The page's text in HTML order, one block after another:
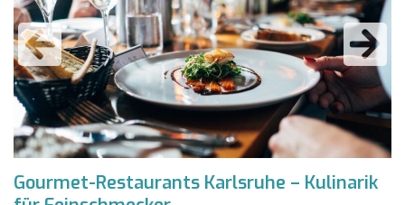
Gourmet-Restaurants Karlsruhe – Kulinarik